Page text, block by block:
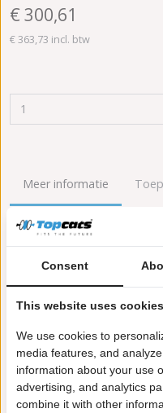
€ 300,61
€ 363,73 incl. btw
Meer informatie
Origineel nummers
Garantie:2 jaar garantie
Materiaal:Keramiek
Enkel in combinatie met:
Product in orde:
Controleteken:E9-103R
Consent
This website uses cookies
We use cookies to
media features, and
information about your use
advertising, and analytics
combine it with other